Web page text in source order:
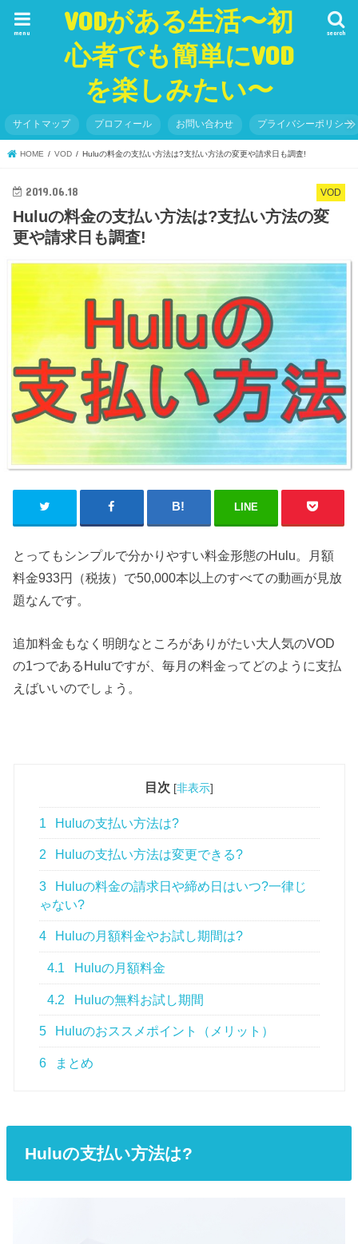
VODがある生活〜初
心者でも簡単にVOD
を楽しみたい〜
search
menu
サイトマップ プロフィール お問い合わせ プライバシーポリシー
HOME VOD Huluの料金の支払い方法は?支払い方法の変更や請求日も調査!
VOD
2019.06.18
Huluの料金の支払い方法は?支払い方法の変
更や請求日も調査!
LINE
とってもシンプルで分かりやすい料金形態のHulu。月額
料金933円（税抜）で50,000本以上のすべての動画が見放
題なんです。
追加料金もなく明朗なところがありがたい大人気のVOD
の1つであるHuluですが、毎月の料金ってどのように支払
えばいいのでしょう。
目次 [非表示]
1 Huluの支払い方法は?
2 Huluの支払い方法は変更できる?
3
Huluの料金の請求日や締め日はいつ?一律じ
ゃない?
4 Huluの月額料金やお試し期間は?
4.1 Huluの月額料金
4.2 Huluの無料お試し期間
5 Huluのおススメポイント（メリット）
6 まとめ
Huluの支払い方法は?